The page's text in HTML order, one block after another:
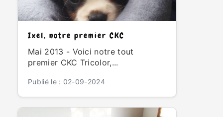
Ixel, notre premier CKC
Mai 2013 - Voici notre tout
premier CKC Tricolor,...
Publié le : 02-09-2024